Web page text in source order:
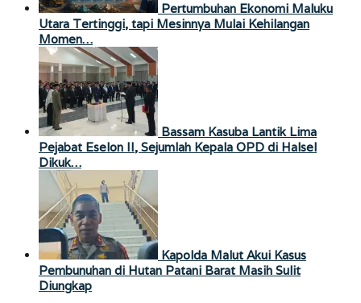
Pertumbuhan Ekonomi Maluku
Utara Tertinggi, tapi Mesinnya Mulai Kehilangan
Momen…
Bassam Kasuba Lantik Lima
Pejabat Eselon II, Sejumlah Kepala OPD di Halsel
Dikuk…
Kapolda Malut Akui Kasus
Pembunuhan di Hutan Patani Barat Masih Sulit
Diungkap